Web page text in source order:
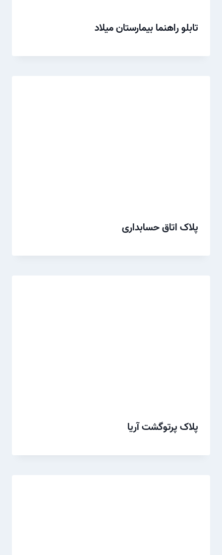
تابلو راهنما بیمارستان میلاد
پلاک اتاق حسابداری
پلاک پرتوگشت آریا